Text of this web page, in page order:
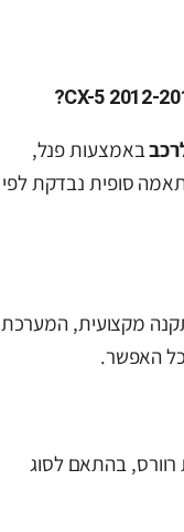
באמצעות פנל,
סופית נבדקת לפי
מקצועית, המערכת
האפשר.
בהתאם לסוג